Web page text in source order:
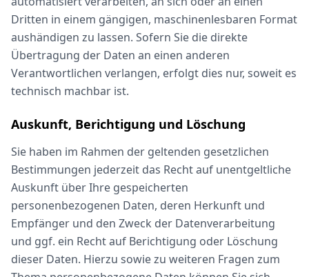
Dritten in einem gängigen, maschinenlesbaren Format
aushändigen zu lassen. Sofern Sie die direkte
Übertragung der Daten an einen anderen
Verantwortlichen verlangen, erfolgt dies nur, soweit es
technisch machbar ist.
Auskunft, Berichtigung und Löschung
Sie haben im Rahmen der geltenden gesetzlichen
Bestimmungen jederzeit das Recht auf unentgeltliche
Auskunft über Ihre gespeicherten
personenbezogenen Daten, deren Herkunft und
Empfänger und den Zweck der Datenverarbeitung
und ggf. ein Recht auf Berichtigung oder Löschung
dieser Daten. Hierzu sowie zu weiteren Fragen zum